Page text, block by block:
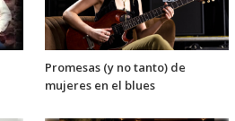
Promesas (y no tanto) de
mujeres en el blues